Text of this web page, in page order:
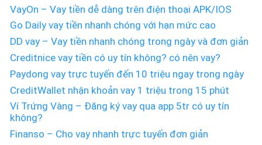
VayOn – Vay tiền dễ dàng trên điện thoại APK/IOS
Go Daily vay tiền nhanh chóng với hạn mức cao
DD vay – Vay tiền nhanh chóng trong ngày và đơn giản
Creditnice vay tiền có uy tín không? có nên vay?
Paydong vay trực tuyến đến 10 triệu ngay trong ngày
CreditWallet nhận khoản vay 1 triệu trong 15 phút
Ví Trứng Vàng – Đăng ký vay qua app 5tr có uy tín
không?
Finanso – Cho vay nhanh trực tuyến đơn giản